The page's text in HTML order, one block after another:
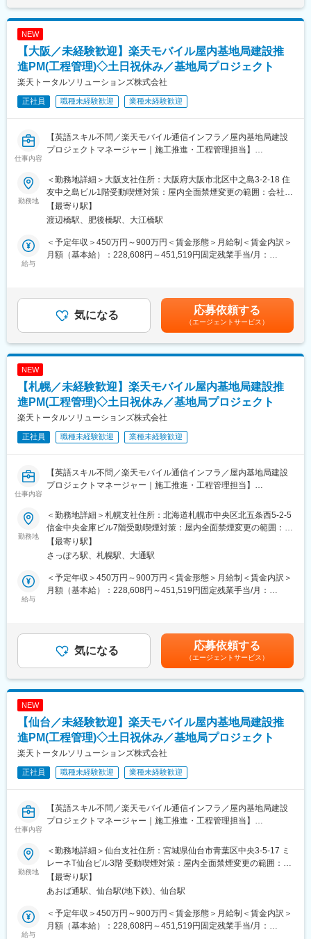
1. 日本の通信インフラ整備を担う社会貢献性
基地局建設は通信サービスの品質を支える重要な仕事です。多く
の人が利用する商業施設やオフィスビルにおいて、より快適な通
信環境の実現に貢献できます。
2. 建設・設備領域の経験を活かせる
ンフラ領域で発揮できます。
3. 大規模プロジェクトに携われる
社会的インパクトの大きなプロジェクト経験を積むことができま
す。
4. 通信インフラの専門性を習得
基地局建設や通信設備に関する知識を実務を通じて身につけられ
るため、将来的なキャリアの幅を広げることができます。
■組織構成
■当社について
楽天グループ100％出資の企業として2023年に設立されました。
提供しており、楽天グループが培ってきたノウハウと全国規模の
変更の範囲：会社の定める業務
能性があります。月給(月額)は固定手当を含めた表記です。
NEW
【大阪／未経験歓迎】楽天モバイル屋内基地局建設推
進PM(工程管理)◇土日祝休み／基地局プロジェクト
楽天トータルソリューションズ株式会社
正社員 職種未経験歓迎 業種未経験歓迎
仕事内容
【英語スキル不問／楽天モバイル通信インフラ／屋内基地局建設
プロジェクトマネージャー｜施工推進・工程管理担当】
クトにおいて、プロジェクトの立ち上げから電波発射までの工程
推進を担当していただきます。
商業施設やオフィスビル、ホテルなど、多くの人が利用する施設
内の通信環境整備を目的に、工事会社や施設関係者、社内各部門
と連携しながらプロジェクトを推進します。
■具体的には
◆元請会社との連携・管理
◆プロジェクト課題解決と調整
基地局設置プロセスで発生する多岐にわたる課題に対して、他事
1. 日本の通信インフラ整備を担う社会貢献性
基地局建設は通信サービスの品質を支える重要な仕事です。多く
の人が利用する商業施設やオフィスビルにおいて、より快適な通
信環境の実現に貢献できます。
2. 建設・設備領域の経験を活かせる
ンフラ領域で発揮できます。
3. 大規模プロジェクトに携われる
社会的インパクトの大きなプロジェクト経験を積むことができま
す。
4. 通信インフラの専門性を習得
基地局建設や通信設備に関する知識を実務を通じて身につけられ
るため、将来的なキャリアの幅を広げることができます。
■組織構成
■当社について
楽天グループ100％出資の企業として2023年に設立されました。
提供しており、楽天グループが培ってきたノウハウと全国規模の
変更の範囲：会社の定める業務
勤務地
＜勤務地詳細＞大阪支社住所：大阪府大阪市北区中之島3-2-18 住
友中之島ビル1階受動喫煙対策：屋内全面禁煙変更の範囲：会社の
定める事業所
【最寄り駅】
渡辺橋駅、肥後橋駅、大江橋駅
給与
＜予定年収＞450万円～900万円＜賃金形態＞月給制＜賃金内訳＞
月額（基本給）：228,608円～451,519円固定残業手当/月：
想定年収は目安であり、経験者に関しては現職給与等も考慮の上
で決定します。■昇給…年2回 (1月・7月)■賞与…年2回 (6月・12
月)賃金はあくまでも目安の金額であり、選考を通じて上下する可
能性があります。月給(月額)は固定手当を含めた表記です。
気になる 応募依頼する
（エージェントサービス）
NEW
【札幌／未経験歓迎】楽天モバイル屋内基地局建設推
進PM(工程管理)◇土日祝休み／基地局プロジェクト
楽天トータルソリューションズ株式会社
正社員 職種未経験歓迎 業種未経験歓迎
仕事内容
【英語スキル不問／楽天モバイル通信インフラ／屋内基地局建設
プロジェクトマネージャー｜施工推進・工程管理担当】
クトにおいて、プロジェクトの立ち上げから電波発射までの工程
推進を担当していただきます。
商業施設やオフィスビル、ホテルなど、多くの人が利用する施設
内の通信環境整備を目的に工事会社や施設関係者・社内各部門と
連携しながらプロジェクトを推進します。
■具体的には
◆元請会社との連携・管理
◆プロジェクト課題解決と調整
基地局設置プロセスで発生する多岐にわたる課題に対して、他事
1. 日本の通信インフラ整備を担う社会貢献性
基地局建設は通信サービスの品質を支える重要な仕事です。多く
の人が利用する商業施設やオフィスビルにおいて、より快適な通
信環境の実現に貢献できます。
2. 建設・設備領域の経験を活かせる
ンフラ領域で発揮できます。
3. 大規模プロジェクトに携われる
社会的インパクトの大きなプロジェクト経験を積むことができま
す。
4. 通信インフラの専門性を習得
基地局建設や通信設備に関する知識を実務を通じて身につけられ
るため、将来的なキャリアの幅を広げることができます。
■組織構成
勤務地
＜勤務地詳細＞札幌支社住所：北海道札幌市中央区北五条西5-2-5
信金中央金庫ビル7階受動喫煙対策：屋内全面禁煙変更の範囲：会
社の定める事業所
【最寄り駅】
さっぽろ駅、札幌駅、大通駅
給与
＜予定年収＞450万円～900万円＜賃金形態＞月給制＜賃金内訳＞
月額（基本給）：228,608円～451,519円固定残業手当/月：
想定年収は目安であり、経験者に関しては現職給与等も考慮の上
で決定します。■昇給…年2回 (1月・7月)■賞与…年2回 (6月・12
月)賃金はあくまでも目安の金額であり、選考を通じて上下する可
能性があります。月給(月額)は固定手当を含めた表記です。
気になる 応募依頼する
（エージェントサービス）
NEW
【仙台／未経験歓迎】楽天モバイル屋内基地局建設推
進PM(工程管理)◇土日祝休み／基地局プロジェクト
楽天トータルソリューションズ株式会社
正社員 職種未経験歓迎 業種未経験歓迎
仕事内容
【英語スキル不問／楽天モバイル通信インフラ／屋内基地局建設
プロジェクトマネージャー｜施工推進・工程管理担当】
クトにおいて、プロジェクトの立ち上げから電波発射までの工程
推進を担当していただきます。
商業施設やオフィスビル、ホテルなど、多くの人が利用する施設
内の通信環境整備を目的に、工事会社や施設関係者、社内各部門
と連携しながらプロジェクトを推進します。
■具体的には
◆元請会社との連携・管理
勤務地
＜勤務地詳細＞仙台支社住所：宮城県仙台市青葉区中央3-5-17 ミ
レーネT仙台ビル3階 受動喫煙対策：屋内全面禁煙変更の範囲：会
社の定める事業所
【最寄り駅】
あおば通駅、仙台駅(地下鉄)、仙台駅
給与
＜予定年収＞450万円～900万円＜賃金形態＞月給制＜賃金内訳＞
月額（基本給）：228,608円～451,519円固定残業手当/月：